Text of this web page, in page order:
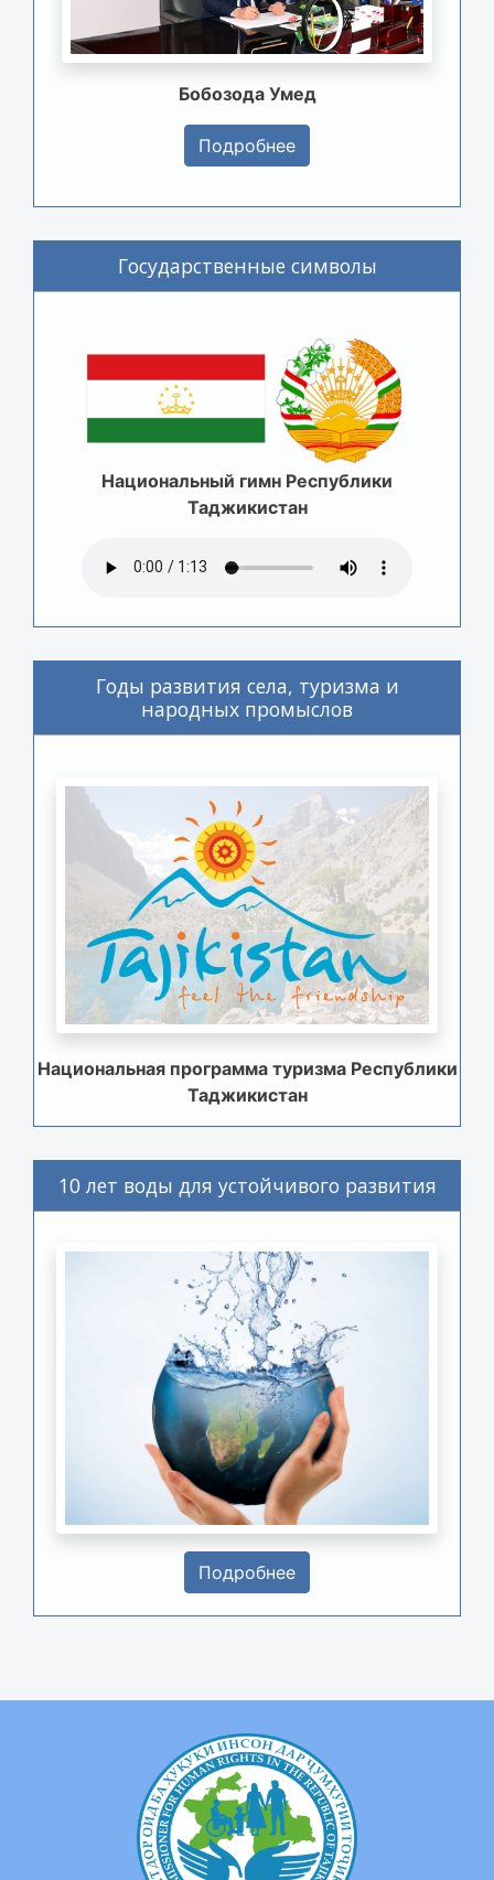
Бобозода Умед
Подробнее
Государственные символы
Национальный гимн Республики
Таджикистан
Годы развития села, туризма и
народных промыслов
Национальная программа туризма Республики
Таджикистан
10 лет воды для устойчивого развития
Подробнее